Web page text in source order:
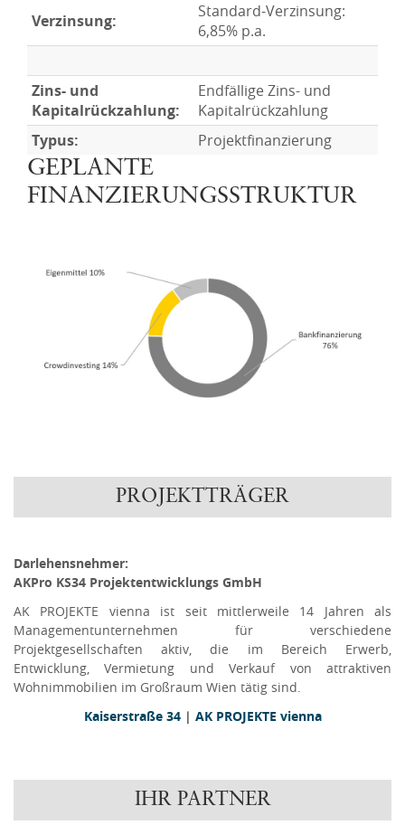
Verzinsung:
Standard-Verzinsung:
6,85% p.a.
Zins- und
Kapitalrückzahlung:
Endfällige Zins- und
Kapitalrückzahlung
Typus:
Projektfinanzierung
GEPLANTE
FINANZIERUNGSSTRUKTUR
PROJEKTTRÄGER
Darlehensnehmer:
AKPro KS34 Projektentwicklungs GmbH
AK PROJEKTE vienna ist seit mittlerweile 14 Jahren als
Managementunternehmen für verschiedene
Projektgesellschaften aktiv, die im Bereich Erwerb,
Entwicklung, Vermietung und Verkauf von attraktiven
Wohnimmobilien im Großraum Wien tätig sind.
Kaiserstraße 34| AK PROJEKTE vienna
IHR PARTNER